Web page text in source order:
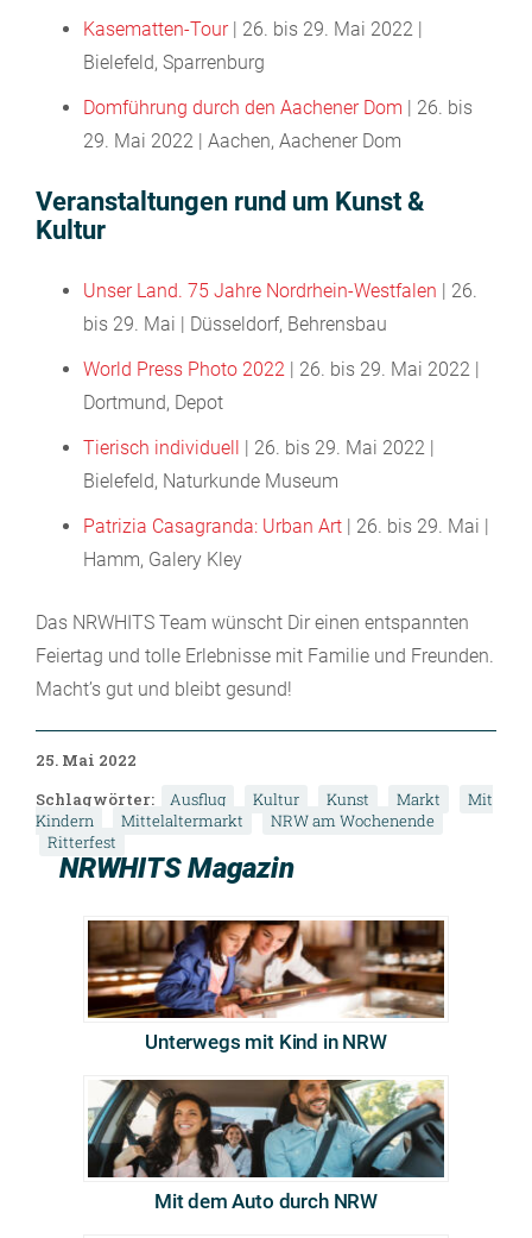
Kasematten-Tour| 26. bis 29. Mai 2022 |
Bielefeld, Sparrenburg
Domführung durch den Aachener Dom | 26. bis
29. Mai 2022 | Aachen, Aachener Dom
Veranstaltungen rund um Kunst &
Kultur
Unser Land. 75 Jahre Nordrhein-Westfalen | 26.
bis 29. Mai | Düsseldorf, Behrensbau
World Press Photo 2022 | 26. bis 29. Mai 2022 |
Dortmund, Depot
Tierisch individuell | 26. bis 29. Mai 2022 |
Bielefeld, Naturkunde Museum
Patrizia Casagranda: Urban Art | 26. bis 29. Mai |
Hamm, Galery Kley
Das NRWHITS Team wünscht Dir einen entspannten
Feiertag und tolle Erlebnisse mit Familie und Freunden.
Macht’s gut und bleibt gesund!
25. Mai 2022
Schlagwörter:
Ausflug Kultur Kunst Markt
Mit
Kindern
Mittelaltermarkt
NRW am Wochenende
Ritterfest
NRWHITS Magazin
Unterwegs mit Kind in NRW
Mit dem Auto durch NRW